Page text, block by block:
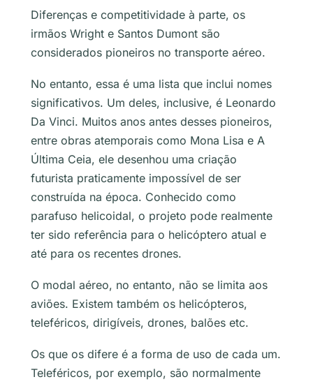
Diferenças e competitividade à parte, os
irmãos Wright e Santos Dumont são
considerados pioneiros no transporte aéreo.
No entanto, essa é uma lista que inclui nomes
significativos. Um deles, inclusive, é Leonardo
Da Vinci. Muitos anos antes desses pioneiros,
entre obras atemporais como Mona Lisa e A
Última Ceia, ele desenhou uma criação
futurista praticamente impossível de ser
construída na época. Conhecido como
parafuso helicoidal, o projeto pode realmente
ter sido referência para o helicóptero atual e
até para os recentes drones.
O modal aéreo, no entanto, não se limita aos
aviões. Existem também os helicópteros,
teleféricos, dirigíveis, drones, balões etc.
Os que os difere é a forma de uso de cada um.
Teleféricos, por exemplo, são normalmente